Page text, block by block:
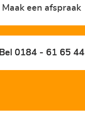
Maak een afspraak
Bel 0184 - 61 65 44